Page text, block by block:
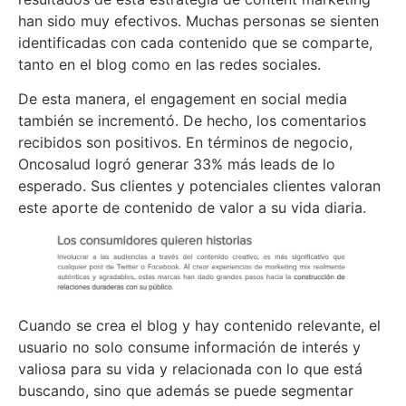
han sido muy efectivos. Muchas personas se sienten
identificadas con cada contenido que se comparte,
tanto en el blog como en las redes sociales.
De esta manera, el engagement en social media
también se incrementó. De hecho, los comentarios
recibidos son positivos. En términos de negocio,
Oncosalud logró generar 33% más leads de lo
esperado. Sus clientes y potenciales clientes valoran
este aporte de contenido de valor a su vida diaria.
Cuando se crea el blog y hay contenido relevante, el
usuario no solo consume información de interés y
valiosa para su vida y relacionada con lo que está
buscando, sino que además se puede segmentar